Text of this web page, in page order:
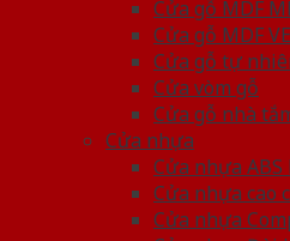
Cửa gỗ MDF
Cửa gỗ MDF
Cửa gỗ tự
Cửa vòm gỗ
Cửa gỗ nhà
Cửa nhựa
Cửa nhựa ABS
Cửa nhựa cao
Cửa nhựa